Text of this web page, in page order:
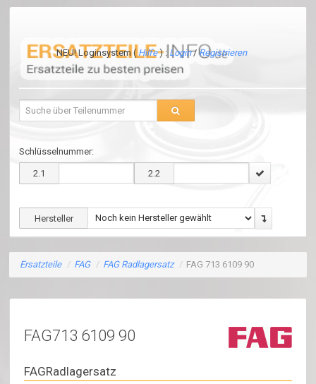
NEU! Loginsystem ( Hilfe) : Login/Registrieren
Schlüsselnummer:
2.1 2.2
Hersteller
Ersatzteile / FAG / FAG Radlagersatz / FAG 713 6109 90
FAG713 6109 90
FAGRadlagersatz